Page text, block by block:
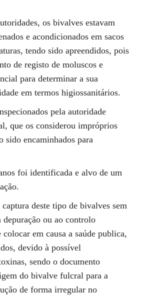
os bivalves estavam
e acondicionados em sacos
tendo sido apreendidos, pois
de registo de moluscos e
para determinar a sua
em termos higiossanitários.
pela autoridade
que os considerou impróprios
sido encaminhados para
foi identificada e alvo de um
deste tipo de bivalves sem
depuração ou ao controlo
em causa a saúde publica,
devido à possível
sendo o documento
do bivalve fulcral para a
de forma irregular no